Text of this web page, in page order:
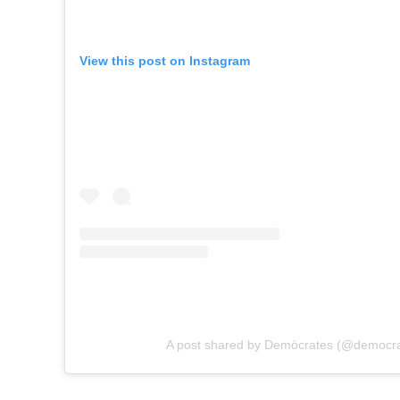
View this post on Instagram
A post shared by Demòcrates